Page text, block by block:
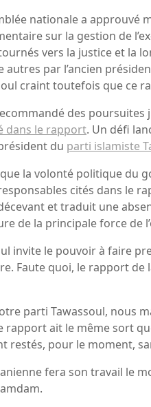
nationale a
sur la gestion de
vers la justice et la
par l’ancien
craint toutefois que ce
des poursuites
dans le rapport. Un défi
du parti islamiste
la volonté politique du
cités dans le
et traduit une
de la principale force de
invite le pouvoir à faire
Faute quoi, le rapport de
parti Tawassoul, nous
rapport ait le même sort
restés, pour le moment,
fera son travail le